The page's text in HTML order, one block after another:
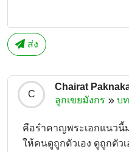
ส่ง
C
Chairat
ลูกเขยมังกร บ
คือรำคาญพระเอกแนวนี้
ให้คนดูถูกตัวเอง ดูถูกตัวเ